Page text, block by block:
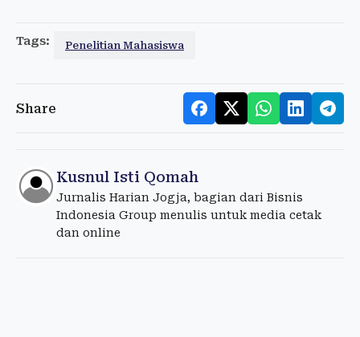
Tags: Penelitian Mahasiswa
Share
Kusnul Isti Qomah
Jurnalis Harian Jogja, bagian dari Bisnis
Indonesia Group menulis untuk media cetak
dan online